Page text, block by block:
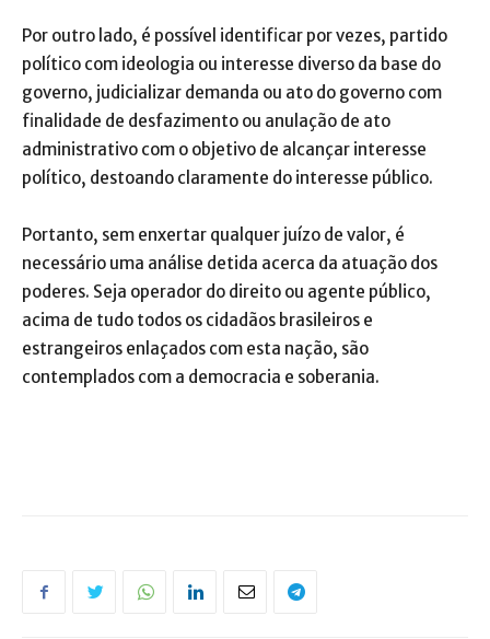
Por outro lado, é possível identificar por vezes, partido
político com ideologia ou interesse diverso da base do
governo, judicializar demanda ou ato do governo com
finalidade de desfazimento ou anulação de ato
administrativo com o objetivo de alcançar interesse
político, destoando claramente do interesse público.
Portanto, sem enxertar qualquer juízo de valor, é
necessário uma análise detida acerca da atuação dos
poderes. Seja operador do direito ou agente público,
acima de tudo todos os cidadãos brasileiros e
estrangeiros enlaçados com esta nação, são
contemplados com a democracia e soberania.